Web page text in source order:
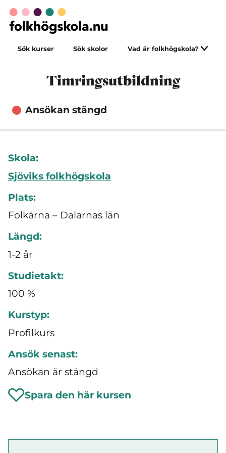
Sök kurser Sök skolor Vad är folkhögskola?
Timringsutbildning
Ansökan stängd
Skola:
Sjöviks folkhögskola
Plats:
Folkärna – Dalarnas län
Längd:
1-2 år
Studietakt:
100 %
Kurstyp:
Profilkurs
Ansök senast:
Ansökan är stängd
Spara den här kursen